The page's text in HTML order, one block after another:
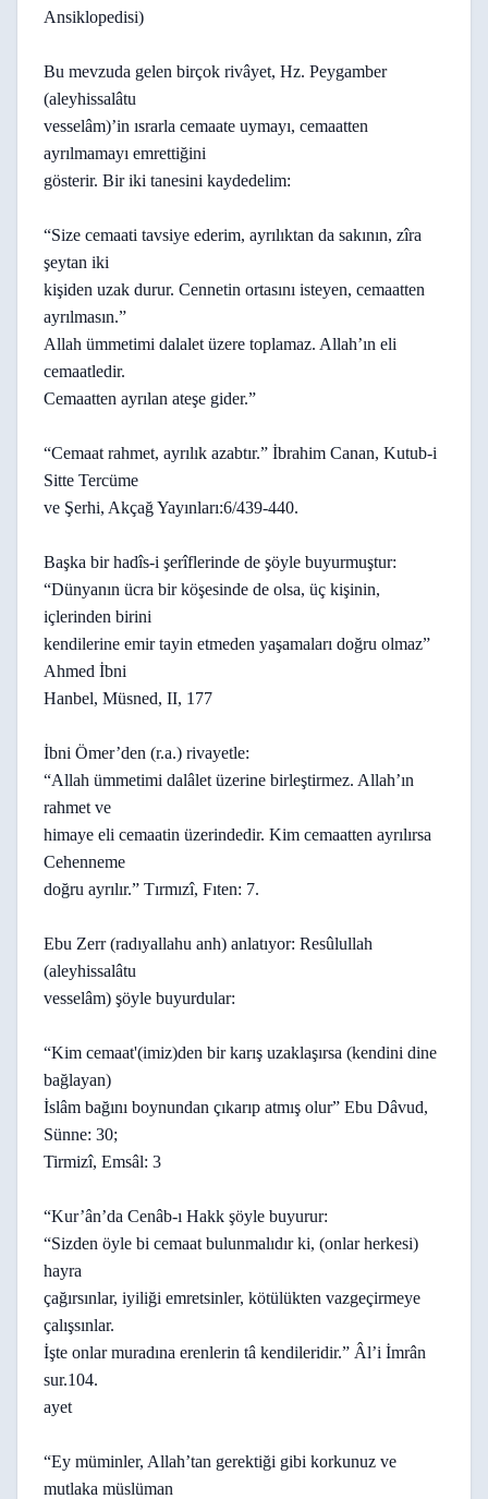
Ansiklopedisi)
Bu mevzuda gelen birçok rivâyet, Hz. Peygamber
(aleyhissalâtu
vesselâm)’in ısrarla cemaate uymayı, cemaatten
ayrılmamayı emrettiğini
gösterir. Bir iki tanesini kaydedelim:
“Size cemaati tavsiye ederim, ayrılıktan da sakının, zîra
şeytan iki
kişiden uzak durur. Cennetin ortasını isteyen, cemaatten
ayrılmasın.”
Allah ümmetimi dalalet üzere toplamaz. Allah’ın eli
cemaatledir.
Cemaatten ayrılan ateşe gider.”
“Cemaat rahmet, ayrılık azabtır.” İbrahim Canan, Kutub-i
Sitte Tercüme
ve Şerhi, Akçağ Yayınları:6/439-440.
Başka bir hadîs-i şerîflerinde de şöyle buyurmuştur:
“Dünyanın ücra bir köşesinde de olsa, üç kişinin,
içlerinden birini
kendilerine emir tayin etmeden yaşamaları doğru olmaz”
Ahmed İbni
Hanbel, Müsned, II, 177
İbni Ömer’den (r.a.) rivayetle:
“Allah ümmetimi dalâlet üzerine birleştirmez. Allah’ın
rahmet ve
himaye eli cemaatin üzerindedir. Kim cemaatten ayrılırsa
Cehenneme
doğru ayrılır.” Tırmızî, Fıten: 7.
Ebu Zerr (radıyallahu anh) anlatıyor: Resûlullah
(aleyhissalâtu
vesselâm) şöyle buyurdular:
“Kim cemaat'(imiz)den bir karış uzaklaşırsa (kendini dine
bağlayan)
İslâm bağını boynundan çıkarıp atmış olur” Ebu Dâvud,
Sünne: 30;
Tirmizî, Emsâl: 3
“Kur’ân’da Cenâb-ı Hakk şöyle buyurur:
“Sizden öyle bi cemaat bulunmalıdır ki, (onlar herkesi)
hayra
çağırsınlar, iyiliği emretsinler, kötülükten vazgeçirmeye
çalışsınlar.
İşte onlar muradına erenlerin tâ kendileridir.” Âl’i İmrân
sur.104.
ayet
“Ey müminler, Allah’tan gerektiği gibi korkunuz ve
mutlaka müslüman